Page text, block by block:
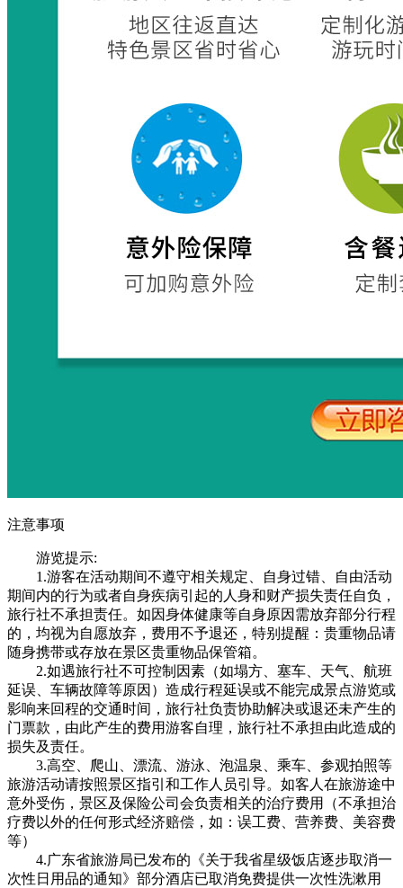
注意事项
游览提示:
1.游客在活动期间不遵守相关规定、自身过错、自由活动
期间内的行为或者自身疾病引起的人身和财产损失责任自负，
旅行社不承担责任。如因身体健康等自身原因需放弃部分行程
的，均视为自愿放弃，费用不予退还，特别提醒：贵重物品请
随身携带或存放在景区贵重物品保管箱。
2.如遇旅行社不可控制因素（如塌方、塞车、天气、航班
延误、车辆故障等原因）造成行程延误或不能完成景点游览或
影响来回程的交通时间，旅行社负责协助解决或退还未产生的
门票款，由此产生的费用游客自理，旅行社不承担由此造成的
损失及责任。
3.高空、爬山、漂流、游泳、泡温泉、乘车、参观拍照等
旅游活动请按照景区指引和工作人员引导。如客人在旅游途中
意外受伤，景区及保险公司会负责相关的治疗费用（不承担治
疗费以外的任何形式经济赔偿，如：误工费、营养费、美容费
等）
4.广东省旅游局已发布的《关于我省星级饭店逐步取消一
次性日用品的通知》部分酒店已取消免费提供一次性洗漱用